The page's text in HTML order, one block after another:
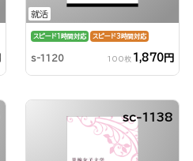
就活
スピード1時間対応 スピード3時間対応
s-1120 100枚 1,870円
sc-1138